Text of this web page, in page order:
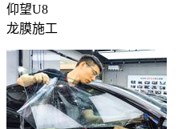
仰望U8
龙膜施工